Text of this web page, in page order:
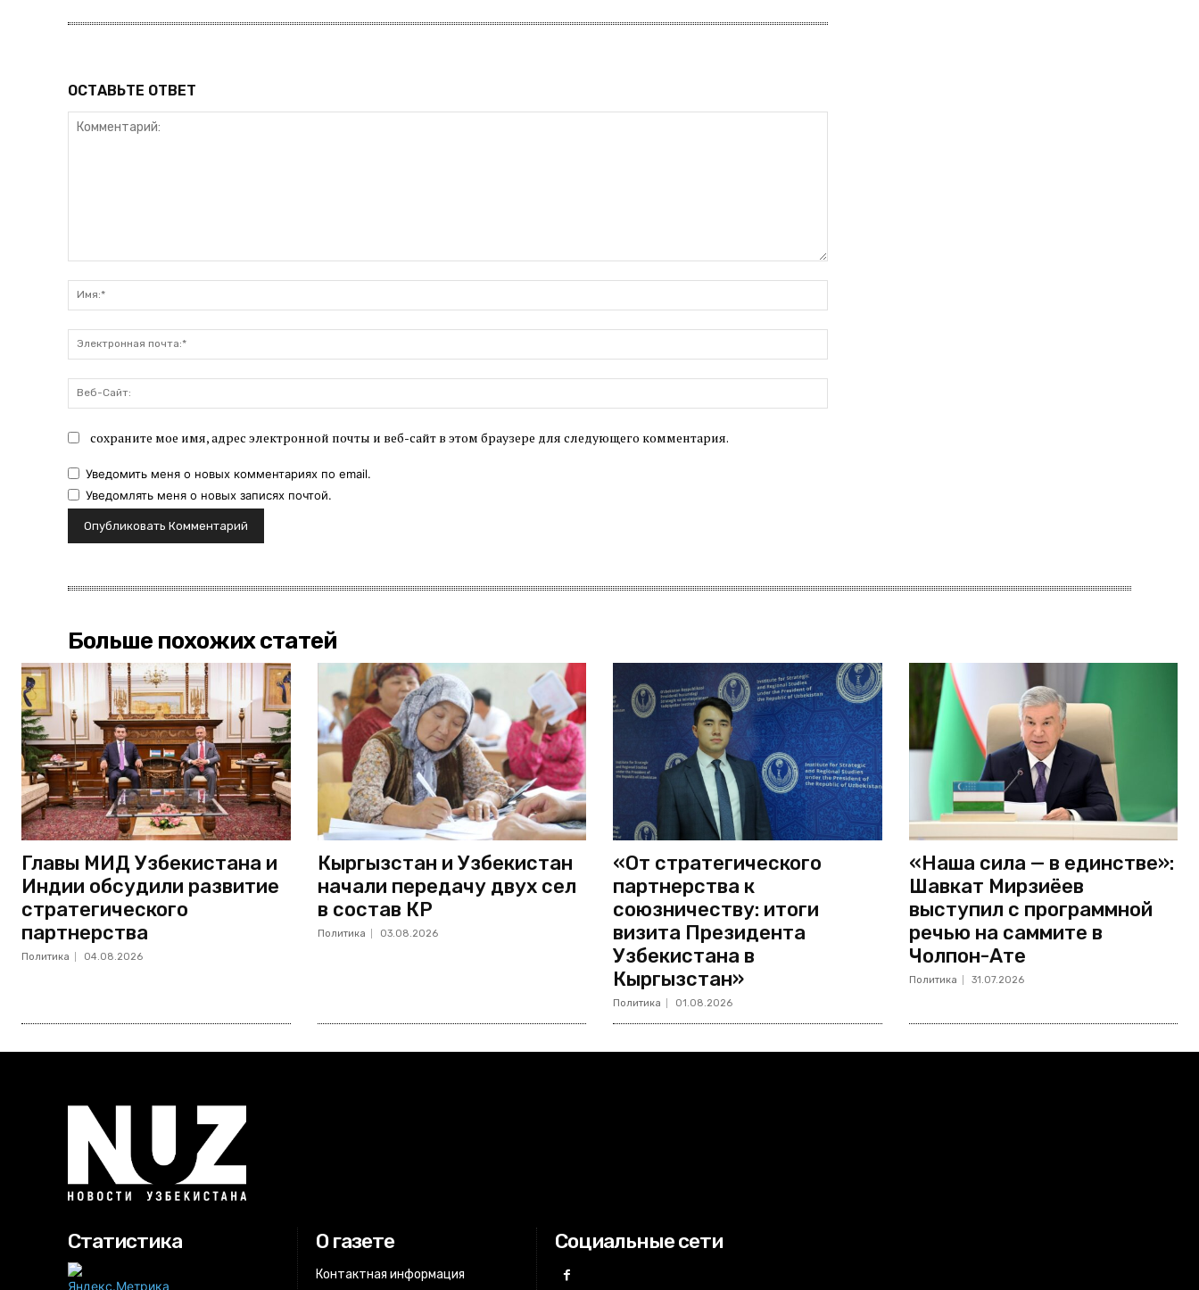
ОСТАВЬТЕ ОТВЕТ
почта:*
Сайт:
сохраните мое имя, адрес электронной почты и веб-сайт в этом браузере для следующего комментария.
Уведомить меня о новых комментариях по email.
Уведомлять меня о новых записях почтой.
Больше похожих статей
Главы МИД Узбекистана и
Индии обсудили развитие
стратегического
партнерства
Политика 04.08.2026
Кыргызстан и Узбекистан
начали передачу двух сел
в состав КР
Политика 03.08.2026
«От стратегического
партнерства к
союзничеству: итоги
визита Президента
Узбекистана в
Кыргызстан»
Политика 01.08.2026
«Наша сила — в единстве»:
Шавкат Мирзиёев
выступил с программной
речью на саммите в
Чолпон-Ате
Политика 31.07.2026
Статистика О газете
Контактная информация
Социальные сети